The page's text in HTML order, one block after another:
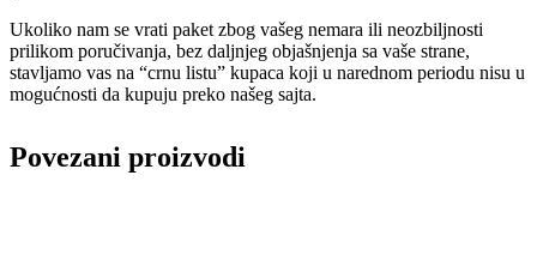
Ukoliko nam se vrati paket zbog vašeg nemara ili neozbiljnosti
prilikom poručivanja, bez daljnjeg objašnjenja sa vaše strane,
stavljamo vas na “crnu listu” kupaca koji u narednom periodu nisu u
mogućnosti da kupuju preko našeg sajta.
Povezani proizvodi